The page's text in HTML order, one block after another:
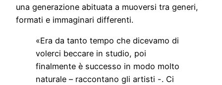
una generazione abituata a muoversi tra generi,
formati e immaginari differenti.
«Era da tanto tempo che dicevamo di
volerci beccare in studio, poi
finalmente è successo in modo molto
naturale – raccontano gli artisti -. Ci